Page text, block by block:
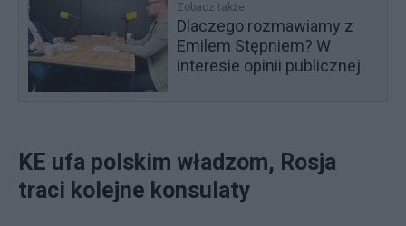
Zobacz także
Dlaczego rozmawiamy z
Emilem Stępniem? W
interesie opinii publicznej
KE ufa polskim władzom, Rosja
traci kolejne konsulaty